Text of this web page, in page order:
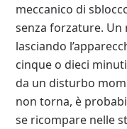
meccanico di
senza forzature.
lasciando
cinque o dieci
da un disturbo
non torna, è
se ricompare nelle